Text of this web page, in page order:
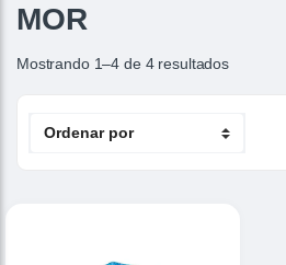
MOR
Mostrando 1–4 de 4 resultados